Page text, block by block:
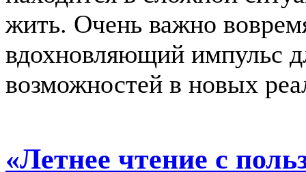
жить. Очень важно
вдохновляющий импульс
возможностей в новых
«Летнее чтение с